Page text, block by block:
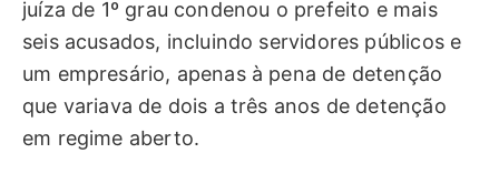
juíza de 1º grau condenou o prefeito e mais
seis acusados, incluindo servidores públicos e
um empresário, apenas à pena de detenção
que variava de dois a três anos de detenção
em regime aberto.